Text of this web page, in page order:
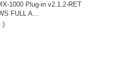
1000 Plug-in v2.1.2-RET
FULL A...
)